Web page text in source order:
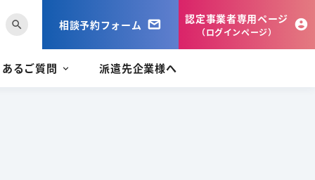
search 相談予約フォーム 認定事業者専用ページ
（ログインページ）
るご質問 派遣先企業様へ